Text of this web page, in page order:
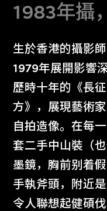
1983年攝
生於香港的攝影
1979年展開影響
歷時十年的《長
方》，展現藝術
自拍造像。在每
套二手中山裝（
墨鏡，胸前别着
手執斧頭，附近
令人聯想起健碩